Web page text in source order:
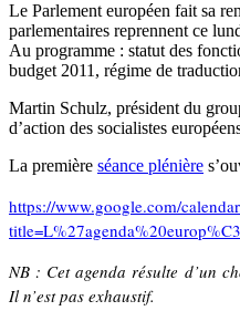
Le Parlement européen fait sa
parlementaires reprennent ce
Au programme : statut des
budget 2011, régime de
Martin Schulz, président du
d’action des socialistes
La première séance plénière
https://www.google.com/
NB : Cet agenda résulte d’un
Il n’est pas exhaustif.